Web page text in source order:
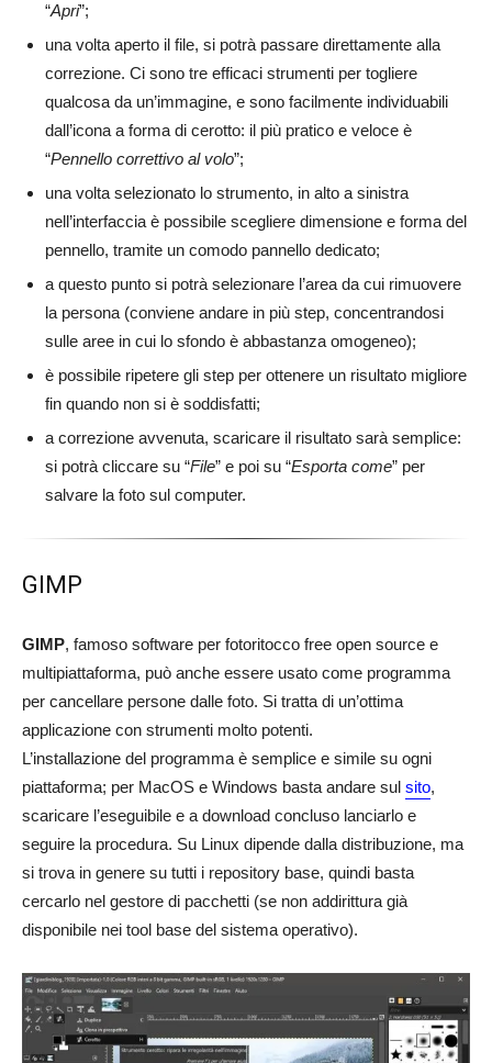
“Apri”;
una volta aperto il file, si potrà passare direttamente alla
correzione. Ci sono tre efficaci strumenti per togliere
qualcosa da un’immagine, e sono facilmente individuabili
dall’icona a forma di cerotto: il più pratico e veloce è
“Pennello correttivo al volo”;
una volta selezionato lo strumento, in alto a sinistra
nell’interfaccia è possibile scegliere dimensione e forma del
pennello, tramite un comodo pannello dedicato;
a questo punto si potrà selezionare l’area da cui rimuovere
la persona (conviene andare in più step, concentrandosi
sulle aree in cui lo sfondo è abbastanza omogeneo);
è possibile ripetere gli step per ottenere un risultato migliore
fin quando non si è soddisfatti;
a correzione avvenuta, scaricare il risultato sarà semplice:
si potrà cliccare su “File” e poi su “Esporta come” per
salvare la foto sul computer.
GIMP
GIMP, famoso software per fotoritocco free open source e
multipiattaforma, può anche essere usato come programma
per cancellare persone dalle foto. Si tratta di un’ottima
applicazione con strumenti molto potenti.
L’installazione del programma è semplice e simile su ogni
piattaforma; per MacOS e Windows basta andare sul sito,
scaricare l’eseguibile e a download concluso lanciarlo e
seguire la procedura. Su Linux dipende dalla distribuzione, ma
si trova in genere su tutti i repository base, quindi basta
cercarlo nel gestore di pacchetti (se non addirittura già
disponibile nei tool base del sistema operativo).